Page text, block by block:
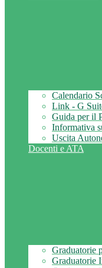
Calendario
Link - G
Guida per il
Informativa
Uscita
Docenti e ATA
Graduatorie
Graduatorie